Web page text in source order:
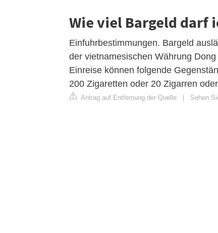
Wie viel Bargeld darf
Einfuhrbestimmungen. Bargeld
der vietnamesischen Währung
Einreise können folgende
200 Zigaretten oder 20 Zigarren
Antrag auf Entfernung der Quelle Sehen